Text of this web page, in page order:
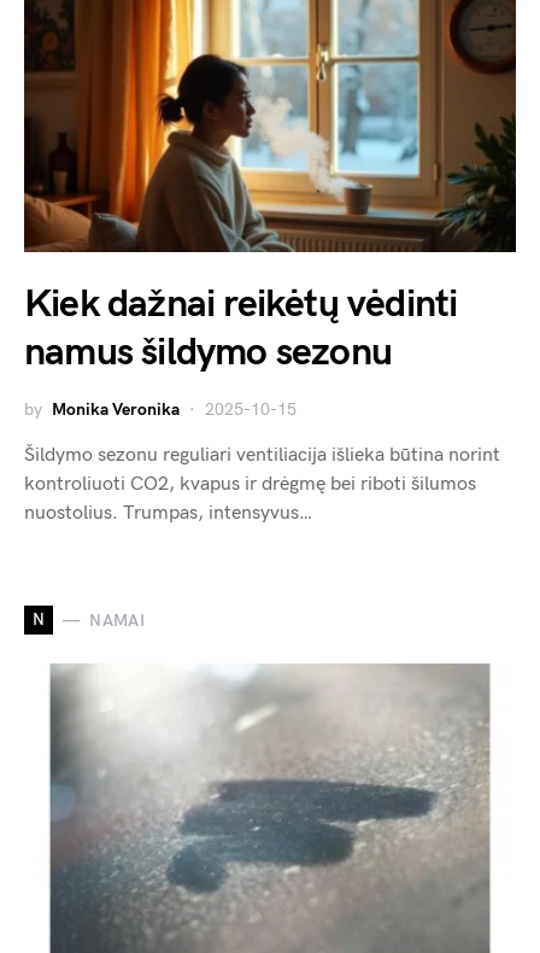
Kiek dažnai reikėtų vėdinti
namus šildymo sezonu
by Monika Veronika 2025-10-15
Šildymo sezonu reguliari ventiliacija išlieka būtina norint
kontroliuoti CO2, kvapus ir drėgmę bei riboti šilumos
nuostolius. Trumpas, intensyvus…
N NAMAI